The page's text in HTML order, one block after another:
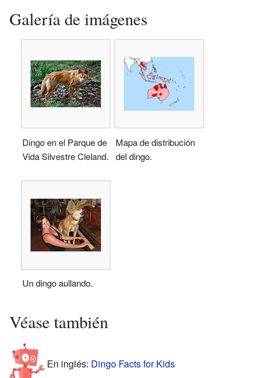
Galería de imágenes
Dingo en el Parque de
Vida Silvestre Cleland.
Mapa de distribución
del dingo.
Un dingo aullando.
Véase también
En inglés: Dingo Facts for Kids